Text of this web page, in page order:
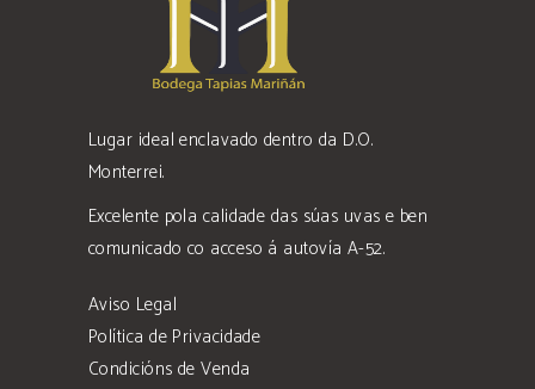
Lugar ideal enclavado dentro da D.O.
Monterrei.
Excelente pola calidade das súas uvas e ben
comunicado co acceso á autovía A-52.
Aviso Legal
Política de Privacidade
Condicións de Venda